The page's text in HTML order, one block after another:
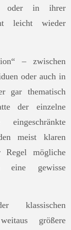
oder in ihrer
leicht wieder
– zwischen
oder auch in
gar thematisch
der einzelne
meist klaren
mögliche
eine gewisse
klassischen
größere